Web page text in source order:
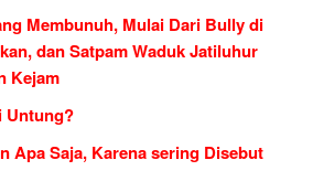
Membunuh, Mulai Dari Bully di
dan Satpam Waduk Jatiluhur
Kejam
Untung?
Apa Saja, Karena sering Disebut